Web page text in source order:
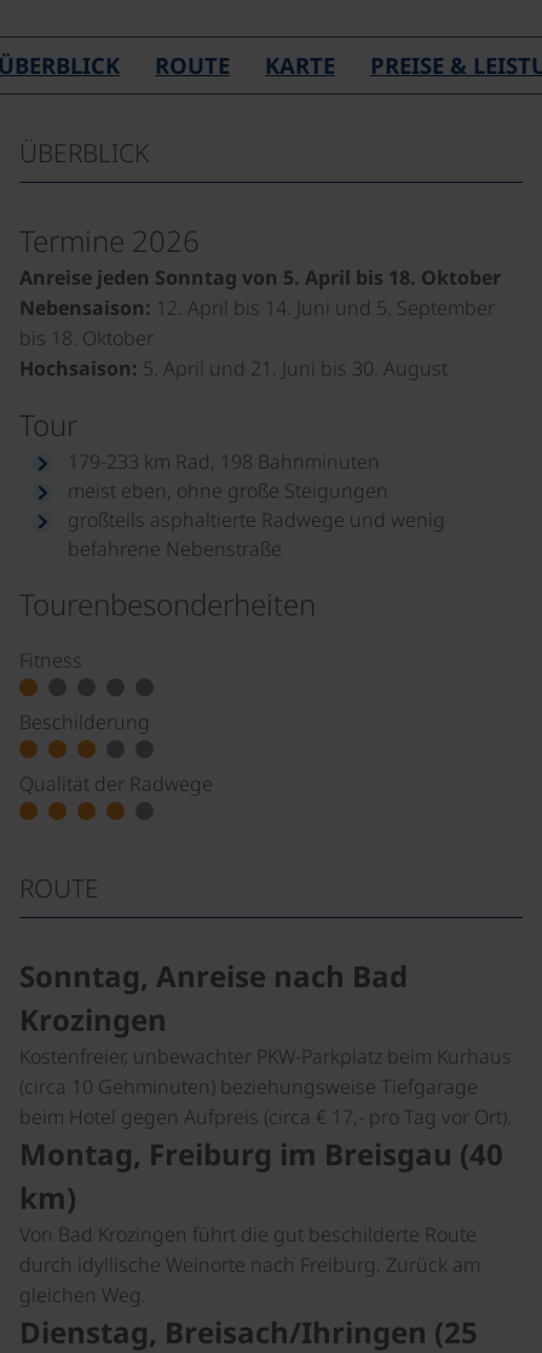
ROUTE KARTE PREISE &
ÜBERBLICK
Termine 2026
Anreise jeden Sonntag von 5. April bis 18. Oktober
Nebensaison: 12. April bis 14. Juni und 5. September
bis 18. Oktober
Hochsaison: 5. April und 21. Juni bis 30. August
Tour
179-233 km Rad, 198 Bahnminuten
meist eben, ohne große Steigungen
großteils asphaltierte Radwege und wenig
befahrene Nebenstraße
Tourenbesonderheiten
Fitness
Beschilderung
Qualität der Radwege
ROUTE
Sonntag, Anreise nach Bad
Krozingen
Kostenfreier, unbewachter PKW-Parkplatz beim Kurhaus
(circa 10 Gehminuten) beziehungsweise Tiefgarage
beim Hotel gegen Aufpreis (circa € 17,- pro Tag vor Ort).
Montag, Freiburg im Breisgau (40
km)
Von Bad Krozingen führt die gut beschilderte Route
durch idyllische Weinorte nach Freiburg. Zurück am
gleichen Weg.
Dienstag, Breisach/Ihringen (25